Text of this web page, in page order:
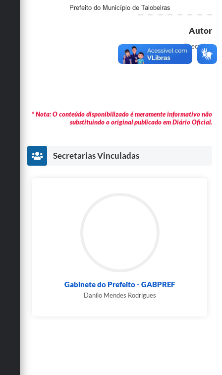
Prefeito do Município de Taiobeiras
Autor
Executivo
* Nota: O conteúdo disponibilizado é meramente informativo não
substituindo o original publicado em Diário Oficial.
Secretarias Vinculadas
Gabinete do Prefeito - GABPREF
Danilo Mendes Rodrigues